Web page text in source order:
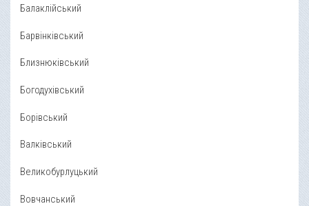
Балаклійський
Барвінківський
Близнюківський
Богодухівський
Борівський
Валківський
Великобурлуцький
Вовчанський